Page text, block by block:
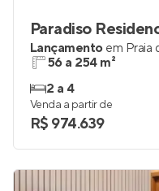
Paradiso
Lançamento em Praia
56 a 254 m²
2 a 4
Venda a partir de
R$ 974.639